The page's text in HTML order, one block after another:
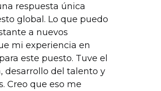
respuesta única
global. Lo que puedo
a nuevos
mi experiencia en
este puesto. Tuve el
desarrollo del talento y
Creo que eso me